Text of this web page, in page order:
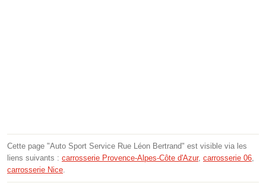
Cette page "Auto Sport Service Rue Léon Bertrand" est visible via les
liens suivants : carrosserie Provence-Alpes-Côte d'Azur, carrosserie 06
carrosserie Nice